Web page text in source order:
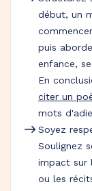
début, un
puis
enfance,
En
citer un
mots
Soyez
Soulignez
impact sur
ou les